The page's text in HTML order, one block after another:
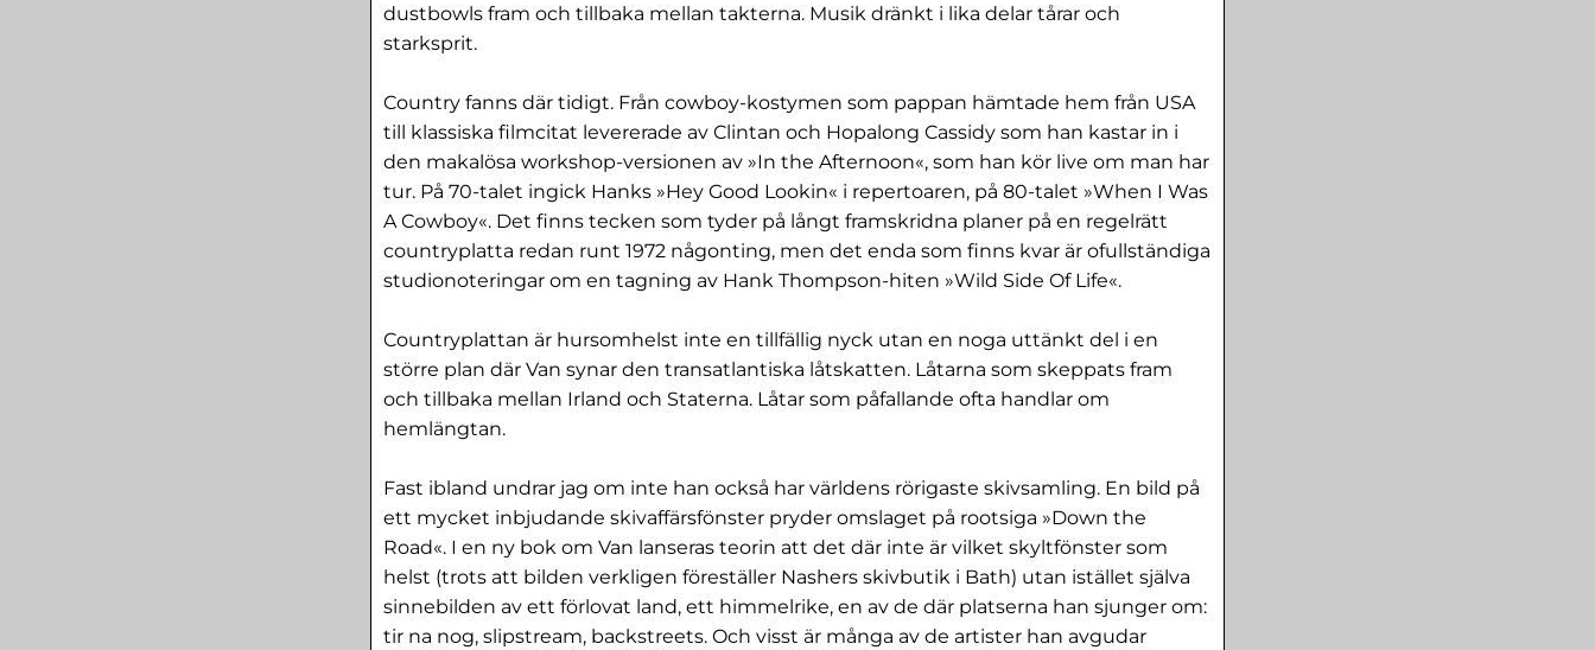
dustbowls fram och tillbaka mellan takterna. Musik dränkt i lika delar tårar och
starksprit.
Country fanns där tidigt. Från cowboy-kostymen som pappan hämtade hem från USA
till klassiska filmcitat levererade av Clintan och Hopalong Cassidy som han kastar in i
den makalösa workshop-versionen av »In the Afternoon«, som han kör live om man har
tur. På 70-talet ingick Hanks »Hey Good Lookin« i repertoaren, på 80-talet »When I Was
A Cowboy«. Det finns tecken som tyder på långt framskridna planer på en regelrätt
countryplatta redan runt 1972 någonting, men det enda som finns kvar är ofullständiga
studionoteringar om en tagning av Hank Thompson-hiten »Wild Side Of Life«.
Countryplattan är hursomhelst inte en tillfällig nyck utan en noga uttänkt del i en
större plan där Van synar den transatlantiska låtskatten. Låtarna som skeppats fram
och tillbaka mellan Irland och Staterna. Låtar som påfallande ofta handlar om
hemlängtan.
Fast ibland undrar jag om inte han också har världens rörigaste skivsamling. En bild på
ett mycket inbjudande skivaffärsfönster pryder omslaget på rootsiga »Down the
Road«. I en ny bok om Van lanseras teorin att det där inte är vilket skyltfönster som
helst (trots att bilden verkligen föreställer Nashers skivbutik i Bath) utan istället själva
sinnebilden av ett förlovat land, ett himmelrike, en av de där platserna han sjunger om:
tir na nog, slipstream, backstreets. Och visst är många av de artister han avgudar